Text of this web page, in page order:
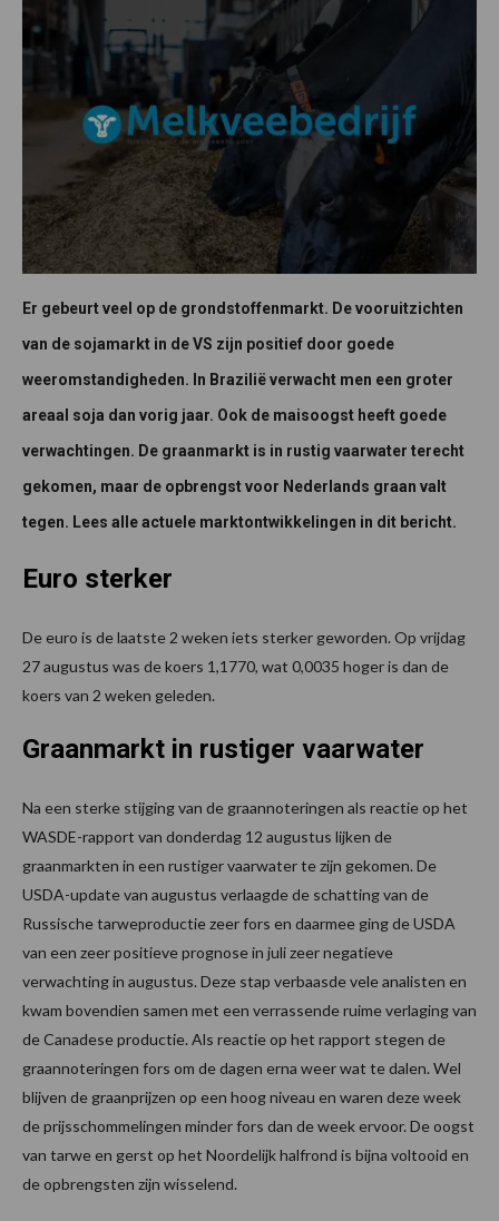
Er gebeurt veel op de grondstoffenmarkt. De vooruitzichten
van de sojamarkt in de VS zijn positief door goede
weeromstandigheden. In Brazilië verwacht men een groter
areaal soja dan vorig jaar. Ook de maisoogst heeft goede
verwachtingen. De graanmarkt is in rustig vaarwater terecht
gekomen, maar de opbrengst voor Nederlands graan valt
tegen. Lees alle actuele marktontwikkelingen in dit bericht.
Euro sterker
De euro is de laatste 2 weken iets sterker geworden. Op vrijdag
27 augustus was de koers 1,1770, wat 0,0035 hoger is dan de
koers van 2 weken geleden.
Graanmarkt in rustiger vaarwater
Na een sterke stijging van de graannoteringen als reactie op het
WASDE-rapport van donderdag 12 augustus lijken de
graanmarkten in een rustiger vaarwater te zijn gekomen. De
USDA-update van augustus verlaagde de schatting van de
Russische tarweproductie zeer fors en daarmee ging de USDA
van een zeer positieve prognose in juli zeer negatieve
verwachting in augustus. Deze stap verbaasde vele analisten en
kwam bovendien samen met een verrassende ruime verlaging van
de Canadese productie. Als reactie op het rapport stegen de
graannoteringen fors om de dagen erna weer wat te dalen. Wel
blijven de graanprijzen op een hoog niveau en waren deze week
de prijsschommelingen minder fors dan de week ervoor. De oogst
van tarwe en gerst op het Noordelijk halfrond is bijna voltooid en
de opbrengsten zijn wisselend.